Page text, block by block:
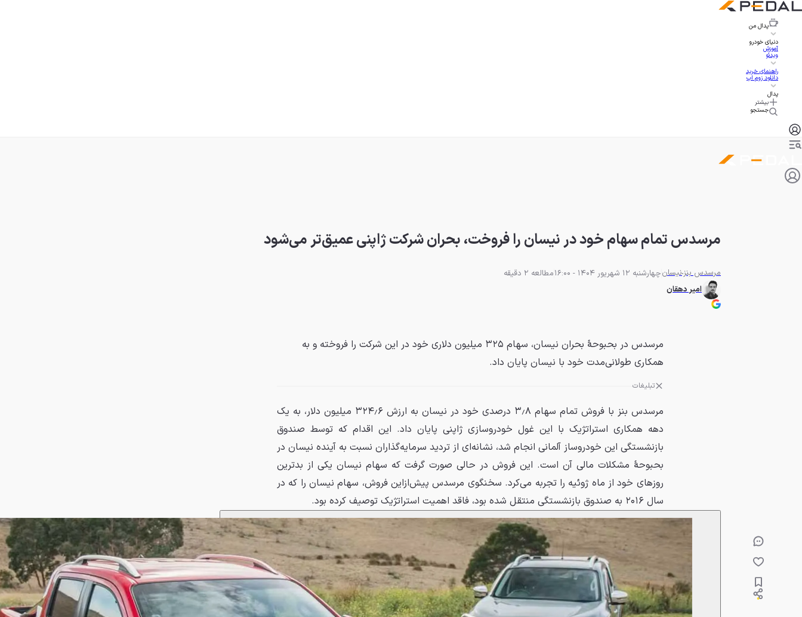
پدال من
دنیای خودرو
آموزش
ویدئو
راهنمای خرید
دانلود زوم اپ
پدال
بیشتر
جستجو
مرسدس تمام سهام خود در نیسان را فروخت، بحران شرکت ژاپنی عمیق‌تر می‌شود
مرسدس بنزنیسانچهارشنبه 12 شهریور 1404 - 16:00
مطالعه 2 دقیقه
امیر دهقان
مرسدس در بحبوحهٔ بحران نیسان، سهام ۳۲۵ میلیون دلاری خود در این شرکت را فروخته و به
همکاری طولانی‌مدت خود با نیسان پایان داد.
تبلیغات
مرسدس بنز با فروش تمام سهام ۳٫۸ درصدی خود در نیسان به ارزش ۳۲۴٫۶ میلیون دلار، به یک
دهه همکاری استراتژیک با این غول خودروسازی ژاپنی پایان داد. این اقدام که توسط صندوق
بازنشستگی این خودروساز آلمانی انجام شد، نشانه‌ای از تردید سرمایه‌گذاران نسبت به آینده نیسان در
بحبوحهٔ مشکلات مالی آن است. این فروش در حالی صورت گرفت که سهام نیسان یکی از بدترین
روزهای خود از ماه ژوئیه را تجربه می‌کرد. سخنگوی مرسدس پیش‌ازاین فروش، سهام نیسان را که در
سال ۲۰۱۶ به صندوق بازنشستگی منتقل شده بود، فاقد اهمیت استراتژیک توصیف کرده بود.